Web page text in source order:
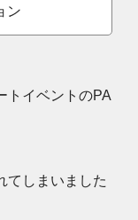
ン
トイベントのPA
てしまいました